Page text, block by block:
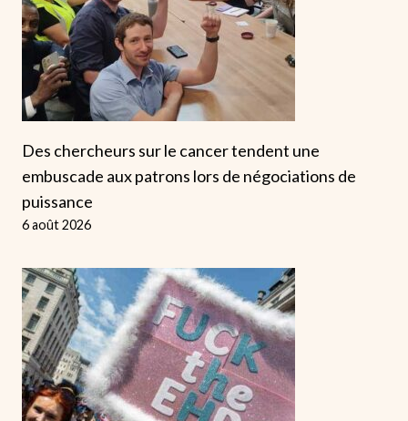
Des chercheurs sur le cancer tendent une
embuscade aux patrons lors de négociations de
puissance
6 août 2026